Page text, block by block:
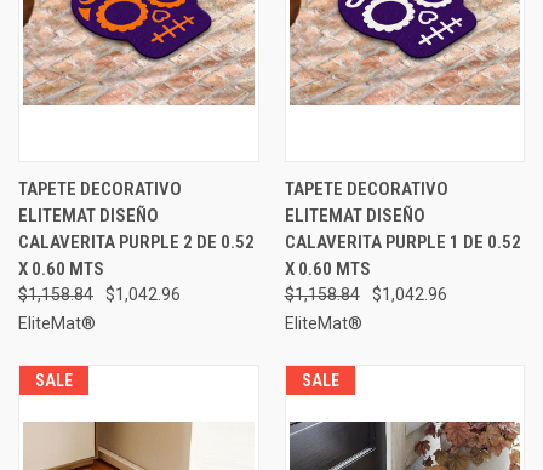
TAPETE DECORATIVO
ELITEMAT DISEÑO
CALAVERITA PURPLE 2 DE 0.52
X 0.60 MTS
$1,158.84
$1,042.96
EliteMat®
TAPETE DECORATIVO
ELITEMAT DISEÑO
CALAVERITA PURPLE 1 DE 0.52
X 0.60 MTS
$1,158.84
$1,042.96
EliteMat®
SALE SALE